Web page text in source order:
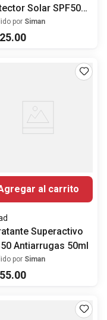
Solar SPF50
por Siman
.00
al carrito
Superactivo
Antiarrugas 50ml
por Siman
.00